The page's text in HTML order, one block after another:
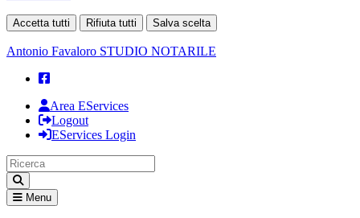
Accetta tutti Rifiuta tutti Salva scelta
Antonio Favaloro STUDIO NOTARILE
Area EServices
Logout
EServices Login
Menu